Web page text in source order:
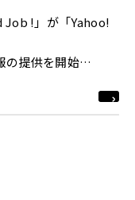
Job !」が「Yahoo!
の提供を開始